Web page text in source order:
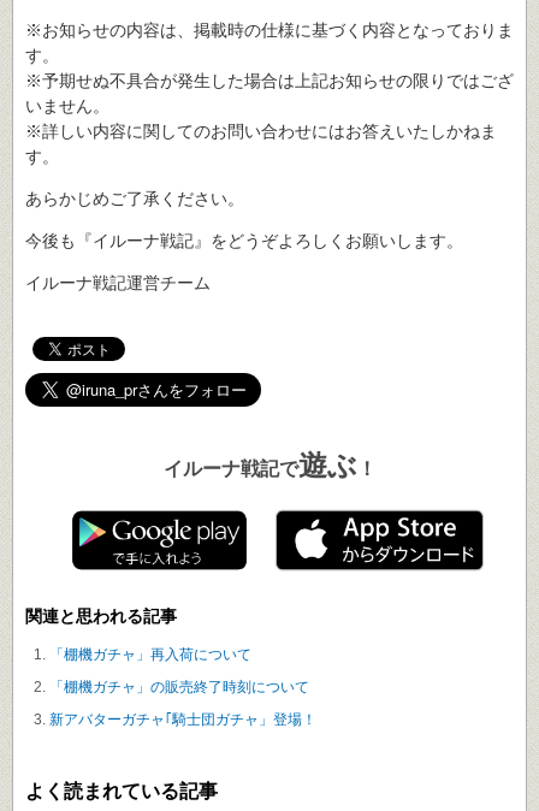
※お知らせの内容は、掲載時の仕様に基づく内容となっておりま
す。
※予期せぬ不具合が発生した場合は上記お知らせの限りではござ
いません。
※詳しい内容に関してのお問い合わせにはお答えいたしかねま
す。
あらかじめご了承ください。
今後も『イルーナ戦記』をどうぞよろしくお願いします。
イルーナ戦記運営チーム
イルーナ戦記で遊ぶ ！
関連と思われる記事
「棚機ガチャ」再入荷について
「棚機ガチャ」の販売終了時刻について
新アバターガチャ｢騎士団ガチャ」登場！
よく読まれている記事